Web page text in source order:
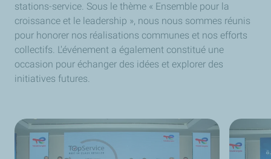
stations-service. Sous le thème « Ensemble pour la
croissance et le leadership », nous nous sommes réunis
pour honorer nos réalisations communes et nos efforts
collectifs. L'événement a également constitué une
occasion pour échanger des idées et explorer des
initiatives futures.